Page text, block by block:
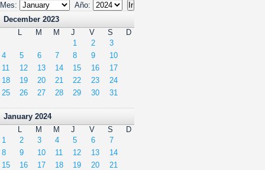
Mes:
Año:
December 2023
L
M M J V S
D
1
2
3
4
5 6 7 8 9
10
11
12 13 14 15 16
17
18
19 20 21 22 23
24
25
26 27 28 29 30 31
January 2024
L
M M J V S
D
1
2 3 4 5 6
7
8
9 10 11 12 13
14
15
16 17 18 19 20
21